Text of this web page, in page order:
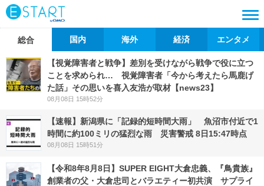
総合 国内 海外 経済 エンタメ
【視覚障害者と戦争】差別を受けながら戦争で役に立つ
ことを求められ… 視覚障害者「今から考えたら馬鹿げ
た話」その思いを喜入友浩が取材【news23】
08月08日 15時52分
【速報】新潟県に「記録的短時間大雨」 魚沼市付近で1
時間に約100ミリの猛烈な雨 災害警戒 8日15:47時点
08月08日 15時51分
【令和8年8月8日】SUPER EIGHT大倉忠義、『鳥貴族』
創業者の父・大倉忠司とバラエティー初共演 サプライ